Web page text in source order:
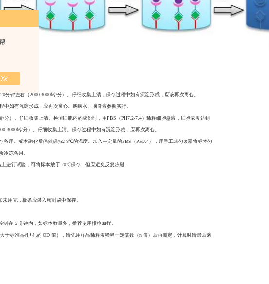
钟左右（2000-3000转/分）。仔细收集上清，保存过程中如有沉淀形成，应该再次离心。
中如有沉淀形成，应再次离心。胸腹水、脑脊液参照实行。
）。仔细收集上清。检测细胞内的成份时，用PBS（PH7.2-7.4）稀释细胞悬液，细胞浓度达到
3000转/分）。仔细收集上清。保存过程中如有沉淀形成，应再次离心。
用。标本融化后仍然保持2-8℃的温度。加入一定量的PBS（PH7.4），用手工或匀浆器将标本匀
冷冻备用。
进行试验，可将标本放于-20℃保存，但应避免反复冻融.
用完，板条应装入密封袋中保存。
在 5 分钟内，如标本数量多，推荐使用排枪加样。
标准品孔*孔的 OD 值），请先用样品稀释液稀释一定倍数（n 倍）后再测定，计算时请最后乘